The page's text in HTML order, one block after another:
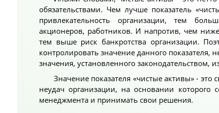
обязательствами. Чем лучше показатель
привлекательность организации, тем
акционеров, работников. И напротив, чем
тем выше риск банкротства организации.
контролировать значение данного показателя,
значения, установленного законодательством,
Значение показателя «чистые активы» - это
неудач организации, на основании которого
менеджмента и принимать свои решения.